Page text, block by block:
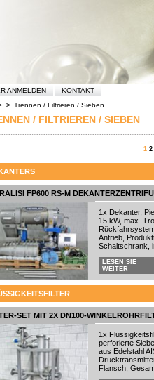
ANMELDEN KONTAKT
> Trennen / Filtrieren / Sieben
/ FILTRIEREN / SIEBEN
1 2
FP600 RS-M
1x Dekanter,
15 kW, max.
Antrieb,
Schaltschrank,
LESEN SIE
WEITER
SET MIT 2X DN100-
1x
perforierte
aus Edelstahl
Flansch,